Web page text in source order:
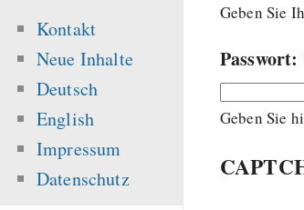
Geben Sie
Passwort:
Geben Sie
Kontakt
Neue Inhalte
Deutsch
English
Impressum
Datenschutz